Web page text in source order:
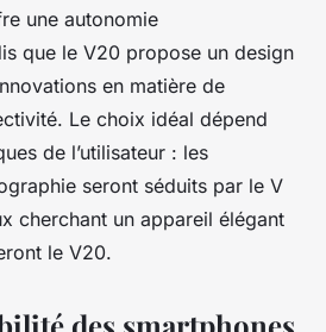
une autonomie
que le V20 propose un design
en matière de
Le choix idéal dépend
de l’utilisateur : les
seront séduits par le V
cherchant un appareil élégant
le V20.